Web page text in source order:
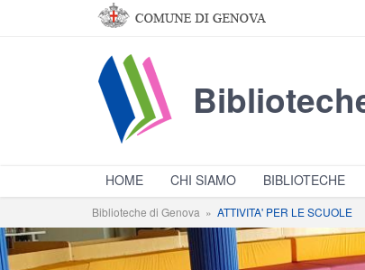
Salta al contenuto principale
HOME CHI SIAMO BIBLIOTECHE
Biblioteche di Genova » ATTIVITA' PER LE SCUOLE